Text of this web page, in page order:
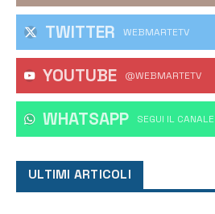
TWITTER WEBMARTETV
YOUTUBE @WEBMARTETV
WHATSAPP ‎SEGUI IL CANALE
ULTIMI ARTICOLI